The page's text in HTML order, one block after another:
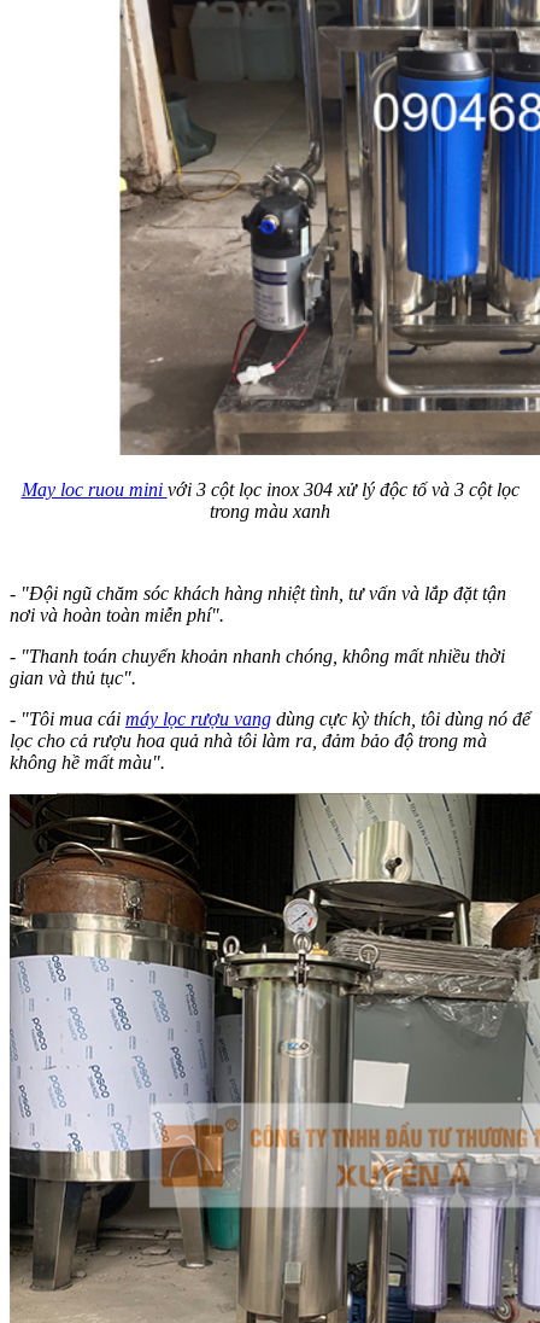
May loc ruou mini với 3 cột lọc inox 304 xử lý độc tố và 3 cột lọc
trong màu xanh
- "Đội ngũ chăm sóc khách hàng nhiệt tình, tư vấn và lắp đặt tận
nơi và hoàn toàn miễn phí".
- "Thanh toán chuyển khoản nhanh chóng, không mất nhiều thời
gian và thủ tục".
- "Tôi mua cái máy lọc rượu vang dùng cực kỳ thích, tôi dùng nó để
lọc cho cả rượu hoa quả nhà tôi làm ra, đảm bảo độ trong mà
không hề mất màu".